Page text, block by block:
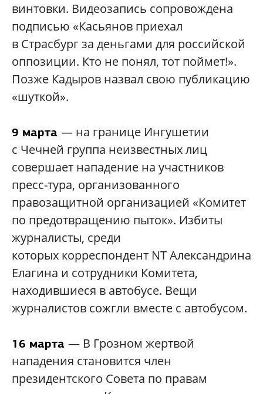
винтовки. Видеозапись сопровождена
подписью «Касьянов приехал
в Страсбург за деньгами для российской
оппозиции. Кто не понял, тот поймет!».
Позже Кадыров назвал свою публикацию
«шуткой».
9 марта — на границе Ингушетии
с Чечней группа неизвестных лиц
совершает нападение на участников
пресс-тура, организованного
правозащитной организацией «Комитет
по предотвращению пыток». Избиты
журналисты, среди
которых корреспондент NT Александрина
Елагина и сотрудники Комитета,
находившиеся в автобусе. Вещи
журналистов сожгли вместе с автобусом.
16 марта — В Грозном жертвой
нападения становится член
президентского Совета по правам